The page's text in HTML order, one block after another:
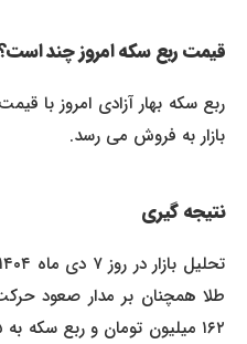
قیمت ربع سکه امروز چند است؟
بازار به فروش می رسد.
نتیجه گیری
طلا همچنان بر مدار صعود